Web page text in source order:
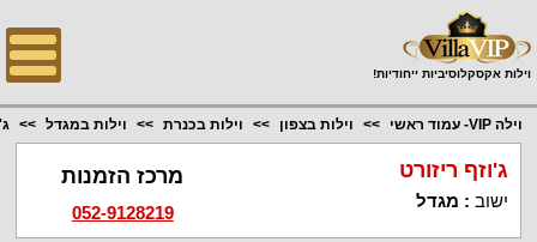
וילות אקסקלוסיביות ייחודיות!
וילה VIP- עמוד ראשי וילות בצפון וילות בכנרת וילות במגדל
ג'וזף ריזורט
ישוב : מגדל
מרכז הזמנות
052-9128219